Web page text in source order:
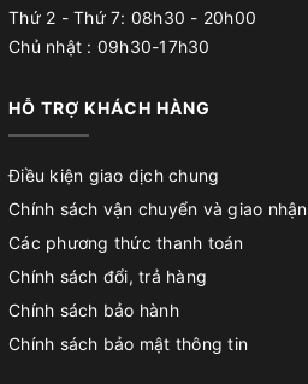
Thứ 2 - Thứ 7: 08h30 - 20h00
Chủ nhật : 09h30-17h30
HỖ TRỢ KHÁCH HÀNG
Điều kiện giao dịch chung
Chính sách vận chuyển và giao nhận
Các phương thức thanh toán
Chính sách đổi, trả hàng
Chính sách bảo hành
Chính sách bảo mật thông tin